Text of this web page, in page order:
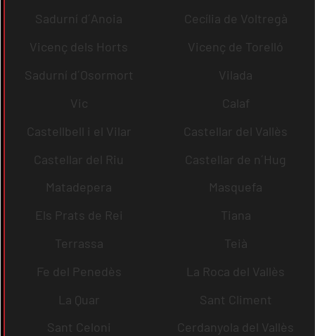
Sadurní d´Anoia
Cecília de Voltregà
Vicenç dels Horts
Vicenç de Torelló
Sadurní d´Osormort
Vilada
Vic
Calaf
Castellbell i el Vilar
Castellar del Vallès
Castellar del Riu
Castellar de n´Hug
Matadepera
Masquefa
Els Prats de Rei
Tiana
Terrassa
Teià
Fe del Penedès
La Roca del Vallès
La Quar
Sant Climent
Sant Celoni
Cerdanyola del Vallès